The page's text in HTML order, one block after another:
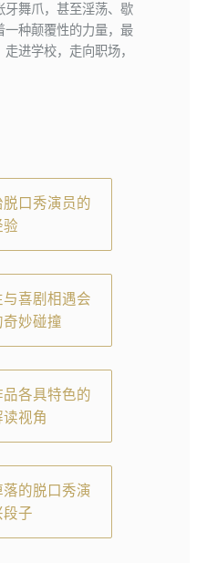
牙舞爪，甚至淫荡、歇
种颠覆性的力量，最
进学校，走向职场，
脱口秀演员的
验
与喜剧相遇会
奇妙碰撞
品各具特色的
读视角
落的脱口秀演
段子